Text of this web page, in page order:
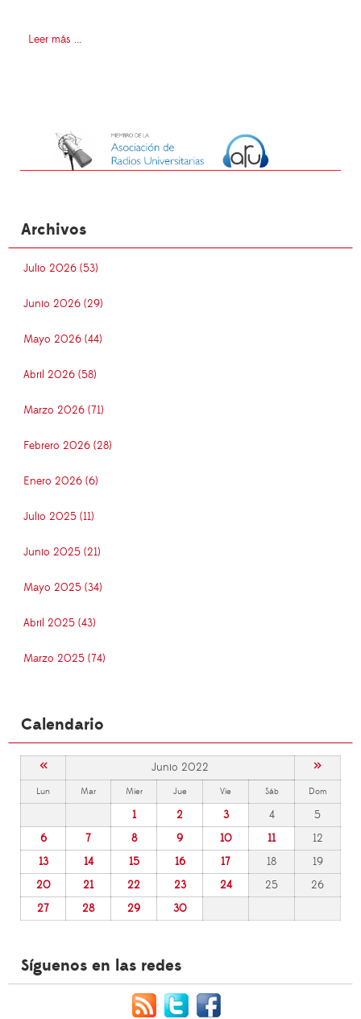
Leer más ...
Archivos
Julio 2026 (53)
Junio 2026 (29)
Mayo 2026 (44)
Abril 2026 (58)
Marzo 2026 (71)
Febrero 2026 (28)
Enero 2026 (6)
Julio 2025 (11)
Junio 2025 (21)
Mayo 2025 (34)
Abril 2025 (43)
Marzo 2025 (74)
Calendario
« Junio 2022 »
Lun Mar Mier Jue Vie Sáb Dom
1 2 3 4
5
6
7 8 9 10 11
12
13
14 15 16 17 18
19
20
21 22 23 24 25
26
27
28 29 30
Síguenos en las redes